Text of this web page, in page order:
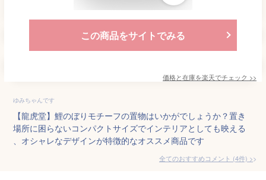
この商品をサイトでみる
価格と在庫を楽天でチェック >>
ゆみちゃんです
【龍虎堂】鯉のぼりモチーフの置物はいかがでしょうか？置き
場所に困らないコンパクトサイズでインテリアとしても映える
、オシャレなデザインが特徴的なオススメ商品です
全てのおすすめコメント (4件) >